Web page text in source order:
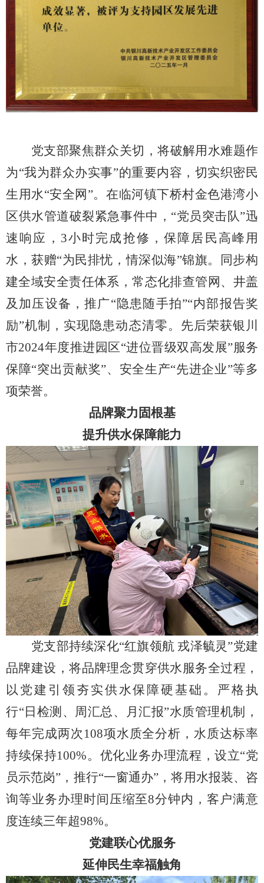
党支部聚焦群众关切，将破解用水难题作
为“我为群众办实事”的重要内容，切实织密民
生用水“安全网”。在临河镇下桥村金色港湾小
区供水管道破裂紧急事件中，“党员突击队”迅
速响应，3小时完成抢修，保障居民高峰用
水，获赠“为民排忧，情深似海”锦旗。同步构
建全域安全责任体系，常态化排查管网、井盖
及加压设备，推广“隐患随手拍”“内部报告奖
励”机制，实现隐患动态清零。先后荣获银川
市2024年度推进园区“进位晋级双高发展”服务
保障“突出贡献奖”、安全生产“先进企业”等多
项荣誉。
品牌聚力固根基
提升供水保障能力
党支部持续深化“红旗领航 戎泽毓灵”党建
品牌建设，将品牌理念贯穿供水服务全过程，
以党建引领夯实供水保障硬基础。严格执
行“日检测、周汇总、月汇报”水质管理机制，
每年完成两次108项水质全分析，水质达标率
持续保持100%。优化业务办理流程，设立“党
员示范岗”，推行“一窗通办”，将用水报装、咨
询等业务办理时间压缩至8分钟内，客户满意
度连续三年超98%。
党建联心优服务
延伸民生幸福触角